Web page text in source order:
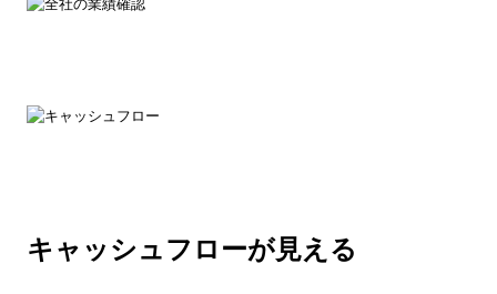
キャッシュフローが見える